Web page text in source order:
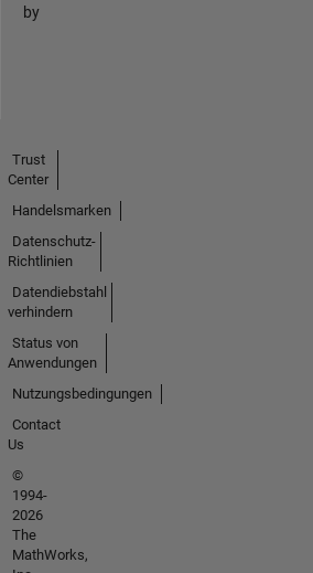
by
Trust
Center
Handelsmarken
Datenschutz-
Richtlinien
Datendiebstahl
verhindern
Status von
Anwendungen
Nutzungsbedingungen
Contact
Us
©
1994-
2026
The
MathWorks,